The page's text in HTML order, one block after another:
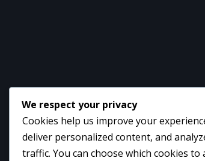
We respect your privacy
Cookies help us improve your
deliver personalized content, and
traffic. You can choose which cookies to